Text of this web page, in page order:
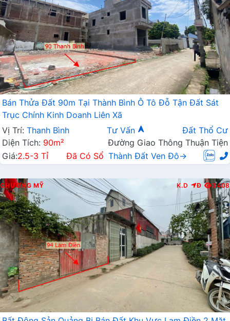
Bán Thửa Đất 90m Tại Thành Bình Ô Tô Đỗ Tận Đất Sát
Trục Chính Kinh Doanh Liên Xã
Vị Trí: Thanh Bình Tư Vấn
Đất Thổ Cư
Diện Tích: 90m²
Đường Giao Thông Thuận Tiện
Giá:2.5-3 Tỉ Đã Có Sổ Thành Đất Ven Đô→
CHƯƠNG MỸ K.D Đ 3408